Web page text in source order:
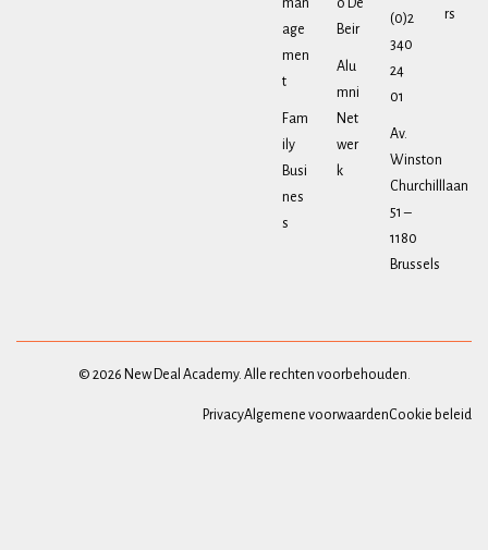
man
age
men
t
Fam
ily
Busi
nes
s
o De
Beir
Alu
mni
Net
wer
k
(0)2
340
24
01
Av.
Winston
Churchilllaan
51 –
1180
Brussels
rs
© 2026 New Deal Academy. Alle rechten voorbehouden.
PrivacyAlgemene voorwaardenCookie beleid